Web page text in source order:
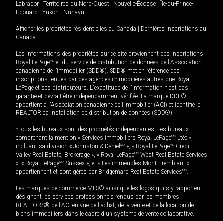
Labrador
Territoires du Nord-Ouest Nouvelle-Écosse
Île-du-Prince-
Édouard
Yukon Nunavut
Afficher les propriétés résidentielles au Canada
Dernières inscriptions au
Canada
Les informations des propriétés sur ce site proviennent des inscriptions
Royal LePageMD et du service de distribution de données de l'Association
canadienne de l’immobilier (SDD®). SDD® met en référence des
inscriptions tenues par des agences immobilières autres que Royal
LePage et ses distributeurs. L'exactitude de l'information n'est pas
garantie et devrait être indépendamment vérifiée. La marque DDF®
appartient à l'Association canadienne de l’immobilier (ACI) et identifie le
REALTOR.ca Installation de distribution de données (SDD®).
*Tous les bureaux sont des propriétés indépendantes. Les bureaux
comprenant la mention « Services immobiliers Royal LePageMD Ltée »,
incluant sa division « Johnston & Daniel MD », « Royal LePageMD Credit
Valley Real Estate, Brokerage », « Royal LePageMD West Real Estate Services
», « Royal LePageMD Sussex », et « Les immeubles Mont-Tremblant »
appartiennent et sont gérés par Bridgemarq Real Estate ServicesMD.
Les marques de commerce MLS® ainsi que les logos qui s'y rapportent
désignent les services professionnels rendus par les membres
REALTORS® de l'ACI en vue de l'achat, de la vente et de la location de
biens immobiliers dans le cadre d'un système de vente collaborative.